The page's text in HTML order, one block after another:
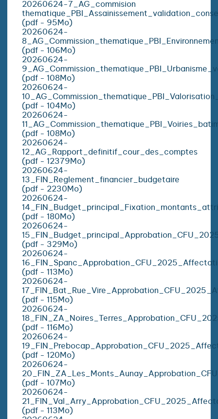
20260624-7_AG_commision
(pdf - 95Mo)
20260624-
(pdf - 106Mo)
20260624-
(pdf - 108Mo)
20260624-
(pdf - 104Mo)
20260624-
(pdf - 108Mo)
20260624-
12_AG_Rapport_definitif_cour_des_comptes
(pdf - 12379Mo)
20260624-
13_FIN_Reglement_financier_budgetaire
(pdf - 2230Mo)
20260624-
(pdf - 180Mo)
20260624-
(pdf - 329Mo)
20260624-
(pdf - 113Mo)
20260624-
(pdf - 115Mo)
20260624-
(pdf - 116Mo)
20260624-
(pdf - 120Mo)
20260624-
(pdf - 107Mo)
20260624-
(pdf - 113Mo)